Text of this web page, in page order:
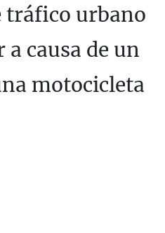
tráfico urbano
causa de un
motocicleta